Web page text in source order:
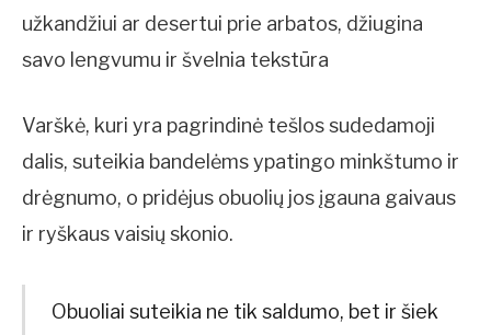
užkandžiui ar desertui prie arbatos, džiugina
savo lengvumu ir švelnia tekstūra
Varškė, kuri yra pagrindinė tešlos sudedamoji
dalis, suteikia bandelėms ypatingo minkštumo ir
drėgnumo, o pridėjus obuolių jos įgauna gaivaus
ir ryškaus vaisių skonio.
Obuoliai suteikia ne tik saldumo, bet ir šiek